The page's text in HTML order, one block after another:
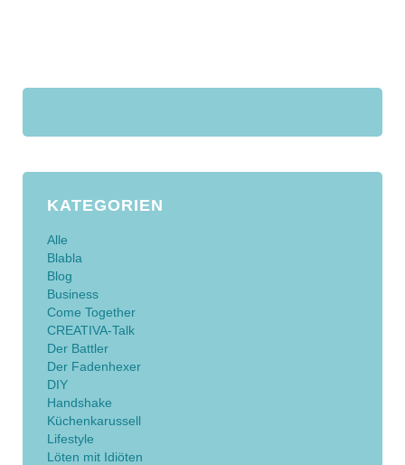
KATEGORIEN
Alle
Blabla
Blog
Business
Come Together
CREATIVA-Talk
Der Battler
Der Fadenhexer
DIY
Handshake
Küchenkarussell
Lifestyle
Löten mit Idiöten